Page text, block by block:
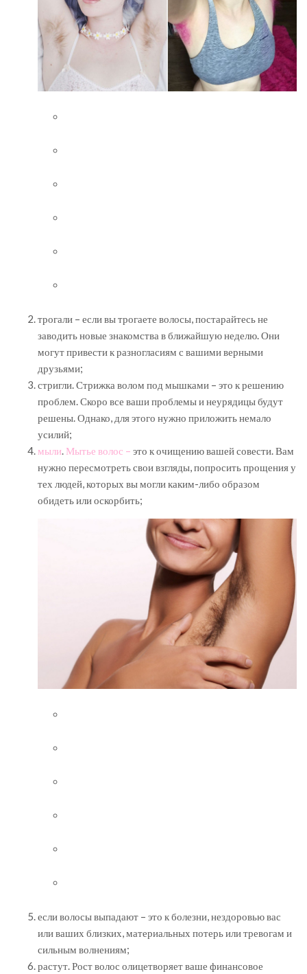
трогали – если вы трогаете волосы, постарайтесь не
заводить новые знакомства в ближайшую неделю. Они
могут привести к разногласиям с вашими верными
друзьями;
стригли. Стрижка волом под мышками – это к решению
проблем. Скоро все ваши проблемы и неурядицы будут
решены. Однако, для этого нужно приложить немало
усилий;
мыли. Мытье волос – это к очищению вашей совести. Вам
нужно пересмотреть свои взгляды, попросить прощения у
тех людей, которых вы могли каким-либо образом
обидеть или оскорбить;
если волосы выпадают – это к болезни, нездоровью вас
или ваших близких, материальных потерь или тревогам и
сильным волнениям;
растут. Рост волос олицетворяет ваше финансовое